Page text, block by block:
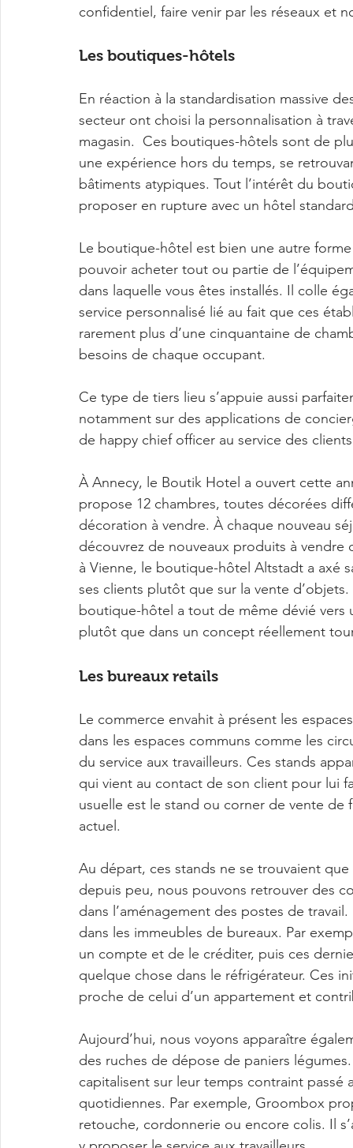
confidentiel, faire venir par les réseaux et
Les boutiques-hôtels
En réaction à la standardisation massive
secteur ont choisi la personnalisation à
magasin.  Ces boutiques-hôtels sont de
une expérience hors du temps, se
bâtiments atypiques. Tout l’intérêt du
proposer en rupture avec un hôtel
Le boutique-hôtel est bien une autre
pouvoir acheter tout ou partie de
dans laquelle vous êtes installés. Il colle
service personnalisé lié au fait que ces
rarement plus d’une cinquantaine de
besoins de chaque occupant.
Ce type de tiers lieu s’appuie aussi
notamment sur des applications de
de happy chief officer au service des
À Annecy, le Boutik Hotel a ouvert cette
propose 12 chambres, toutes décorées
décoration à vendre. À chaque nouveau
découvrez de nouveaux produits à
à Vienne, le boutique-hôtel Altstadt a axé
ses clients plutôt que sur la vente
boutique-hôtel a tout de même dévié
plutôt que dans un concept réellement
Les bureaux retails
Le commerce envahit à présent les
dans les espaces communs comme les
du service aux travailleurs. Ces stands
qui vient au contact de son client pour lui
usuelle est le stand ou corner de vente
actuel.
Au départ, ces stands ne se trouvaient
depuis peu, nous pouvons retrouver des
dans l’aménagement des postes de
dans les immeubles de bureaux. Par
un compte et de le créditer, puis ces
quelque chose dans le réfrigérateur. Ces
proche de celui d’un appartement et
Aujourd’hui, nous voyons apparaître
des ruches de dépose de paniers
capitalisent sur leur temps contraint
quotidiennes. Par exemple, Groombox
retouche, cordonnerie ou encore colis. Il